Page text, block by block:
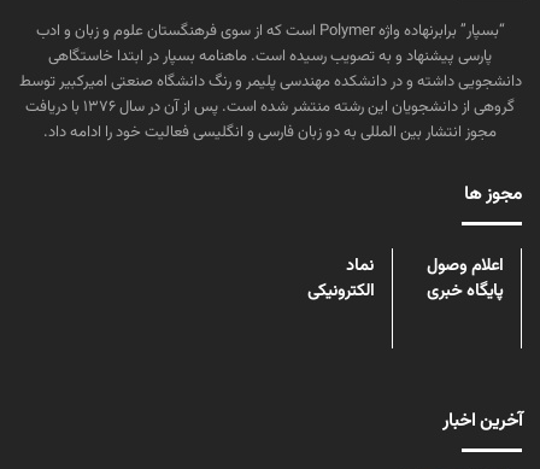
“بسپار” برابرنهاده واژه Polymer است که از سوی فرهنگستان علوم و زبان و ادب
پارسی پیشنهاد و به تصویب رسیده است. ماهنامه بسپار در ابتدا خاستگاهی
دانشجویی داشته و در دانشکده مهندسی پلیمر و رنگ دانشگاه صنعتی امیرکبیر توسط
گروهی از دانشجویان این رشته منتشر شده است. پس از آن در سال ۱۳۷۶ با دریافت
مجوز انتشار بین المللی به دو زبان فارسی و انگلیسی فعالیت خود را ادامه داد.
مجوز ها
اعلام وصول
پایگاه خبری
نماد
الکترونیکی
آخرین اخبار